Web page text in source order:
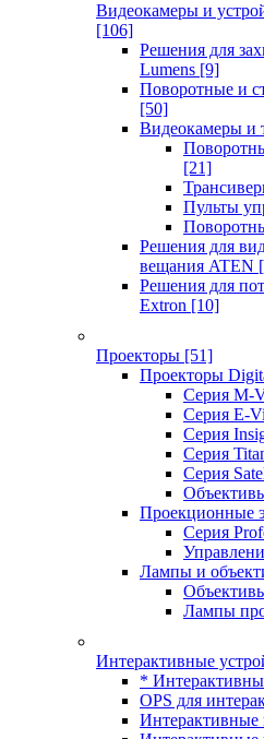
Видеокамеры и
[106]
Решения для
Lumens [9]
Поворотные и
[50]
Видеокамеры и
[21]
Пульты
Решения для
вещания ATEN
Решения для
Extron [10]
Проекторы [51]
Проекторы
Серия M-
Серия E-
Серия
Серия
Серия
Проекционные
Серия
Лампы и
Лампы
Интерактивные
*
OPS для
Интерактивные